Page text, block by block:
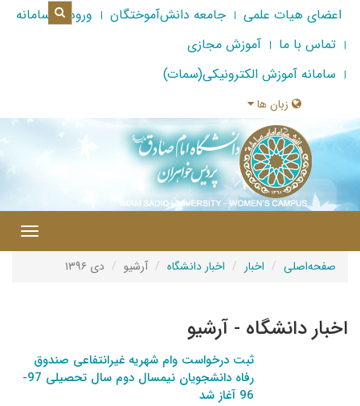
اعضای هیات علمی جامعه دانش‌آموختگان
ورود به سامانه
تماس با ما
آموزش مجازی
سامانه آموزش الکترونیکی(سمات)
زبان ها
صفحه‌اصلی اخبار اخبار دانشگاه آرشیو دی ۱۳۹۶
اخبار دانشگاه - آرشیو
ثبت درخواست وام شهریه غیرانتفاعی صندوق
رفاه دانشجویان نیمسال دوم سال تحصیلی 97-
96 آغاز شد